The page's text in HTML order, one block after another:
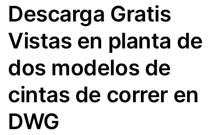
Descarga Gratis
Vistas en planta de
dos modelos de
cintas de correr en
DWG